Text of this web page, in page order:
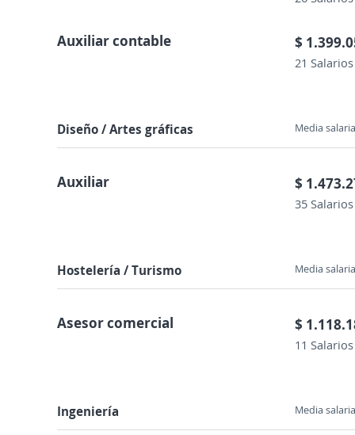
Auxiliar contable $
21 Salarios
Diseño / Artes gráficas Media
Auxiliar $
35 Salarios
Hostelería / Turismo Media
Asesor comercial $
11 Salarios
Ingeniería Media